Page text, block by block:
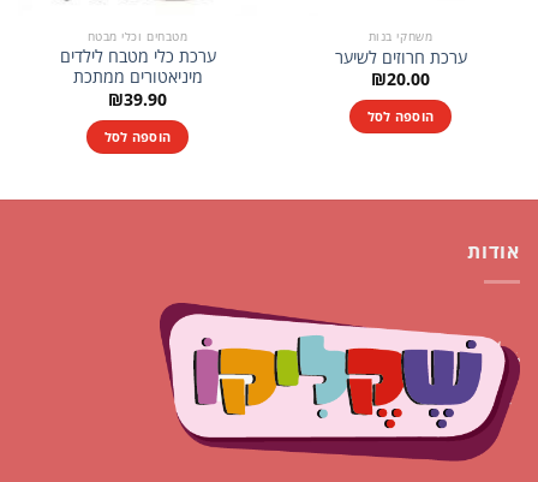
משחקי בנות
ערכת חרוזים לשיער
₪20.00
הוספה לסל
מטבחים וכלי מבטח
ערכת כלי מטבח לילדים
מיניאטורים ממתכת
₪39.90
הוספה לסל
אודות